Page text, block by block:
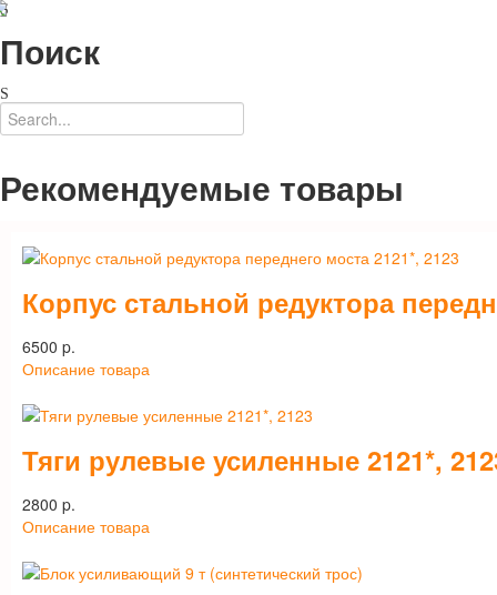
Поиск
Рекомендуемые товары
Корпус стальной редуктора
6500 p.
Описание товара
Тяги рулевые усиленные 2121*,
2800 p.
Описание товара